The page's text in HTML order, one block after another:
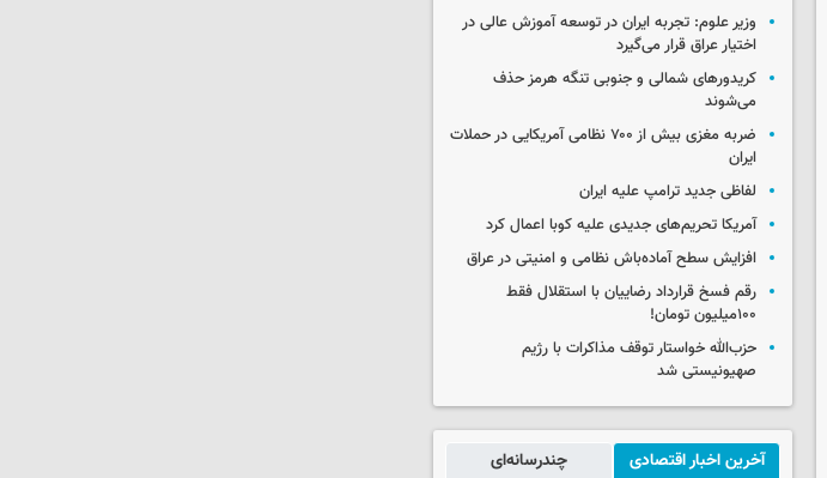
وزیر علوم: تجربه ایران در توسعه آموزش عالی در
اختیار عراق قرار می‌گیرد
کریدورهای شمالی و جنوبی تنگه هرمز حذف
می‌شوند
ضربه مغزی بیش از ۷۰۰ نظامی آمریکایی در حملات
ایران
لفاظی جدید ترامپ علیه ایران
آمریکا تحریم‌های جدیدی علیه کوبا اعمال کرد
افزایش سطح آماده‌باش نظامی و امنیتی در عراق
رقم فسخ قرارداد رضاییان با استقلال فقط
۱۰۰میلیون تومان!
حزب‌الله خواستار توقف مذاکرات با رژیم
صهیونیستی شد
آخرین اخبار اقتصادی چندرسانه‌ای